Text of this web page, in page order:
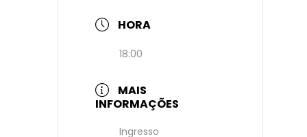
HORA
18:00
MAIS
INFORMAÇÕES
Ingresso